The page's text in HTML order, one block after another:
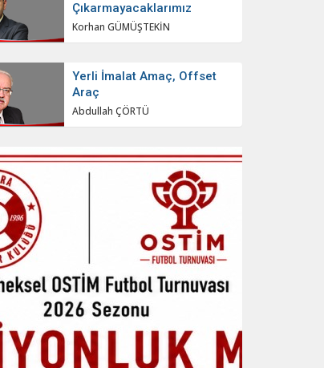
Çıkarmayacaklarımız
Korhan GÜMÜŞTEKİN
Yerli İmalat Amaç, Offset
Araç
Abdullah ÇÖRTÜ